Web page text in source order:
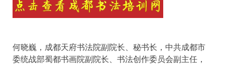
何晓巍，成都天府书法院副院长、秘书长，中共成都市
委统战部蜀都书画院副院长、书法创作委员会副主任，